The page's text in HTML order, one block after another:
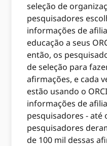
seleção de
pesquisadores
informações de
educação a seus
então, os
de seleção para
afirmações, e cada
estão usando o
informações de
pesquisadores - até
pesquisadores
de 100 mil dessas